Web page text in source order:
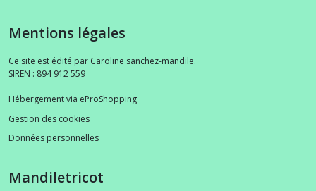
Mentions légales
Ce site est édité par Caroline sanchez-mandile.
SIREN : 894 912 559
Hébergement via eProShopping
Gestion des cookies
Données personnelles
Mandiletricot